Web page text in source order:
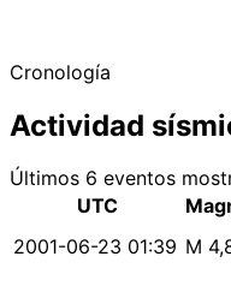
Cronología
Actividad
Últimos 6 eventos
UTC
2001-06-23 01:39 M